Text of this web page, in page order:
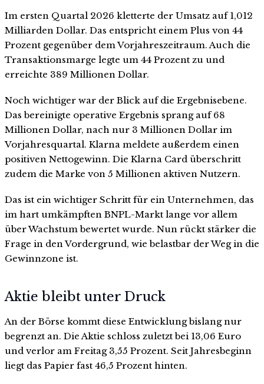
Im ersten Quartal 2026 kletterte der Umsatz auf 1,012
Milliarden Dollar. Das entspricht einem Plus von 44
Prozent gegenüber dem Vorjahreszeitraum. Auch die
Transaktionsmarge legte um 44 Prozent zu und
erreichte 389 Millionen Dollar.
Noch wichtiger war der Blick auf die Ergebnisebene.
Das bereinigte operative Ergebnis sprang auf 68
Millionen Dollar, nach nur 3 Millionen Dollar im
Vorjahresquartal. Klarna meldete außerdem einen
positiven Nettogewinn. Die Klarna Card überschritt
zudem die Marke von 5 Millionen aktiven Nutzern.
Das ist ein wichtiger Schritt für ein Unternehmen, das
im hart umkämpften BNPL-Markt lange vor allem
über Wachstum bewertet wurde. Nun rückt stärker die
Frage in den Vordergrund, wie belastbar der Weg in die
Gewinnzone ist.
Aktie bleibt unter Druck
An der Börse kommt diese Entwicklung bislang nur
begrenzt an. Die Aktie schloss zuletzt bei 13,06 Euro
und verlor am Freitag 3,55 Prozent. Seit Jahresbeginn
liegt das Papier fast 46,5 Prozent hinten.